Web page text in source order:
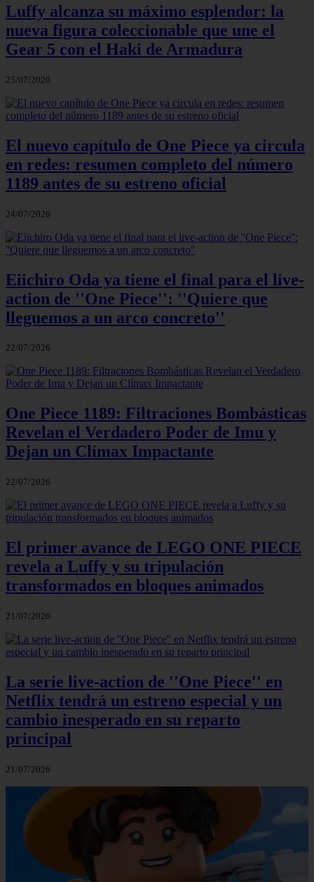
Luffy alcanza su máximo esplendor: la
nueva figura coleccionable que une el
Gear 5 con el Haki de Armadura
25/07/2026
El nuevo capítulo de One Piece ya circula
en redes: resumen completo del número
1189 antes de su estreno oficial
24/07/2026
Eiichiro Oda ya tiene el final para el live-
action de ''One Piece'': ''Quiere que
lleguemos a un arco concreto''
22/07/2026
One Piece 1189: Filtraciones Bombásticas
Revelan el Verdadero Poder de Imu y
Dejan un Clímax Impactante
22/07/2026
El primer avance de LEGO ONE PIECE
revela a Luffy y su tripulación
transformados en bloques animados
21/07/2026
La serie live-action de ''One Piece'' en
Netflix tendrá un estreno especial y un
cambio inesperado en su reparto
principal
21/07/2026